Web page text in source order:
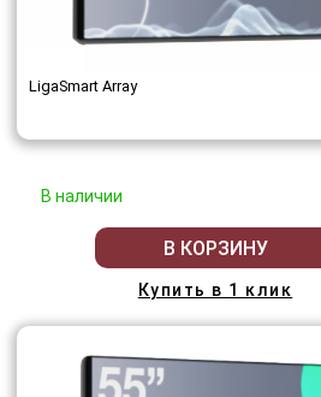
LigaSmart Array
В наличии
В КОРЗИНУ
Купить в 1 клик